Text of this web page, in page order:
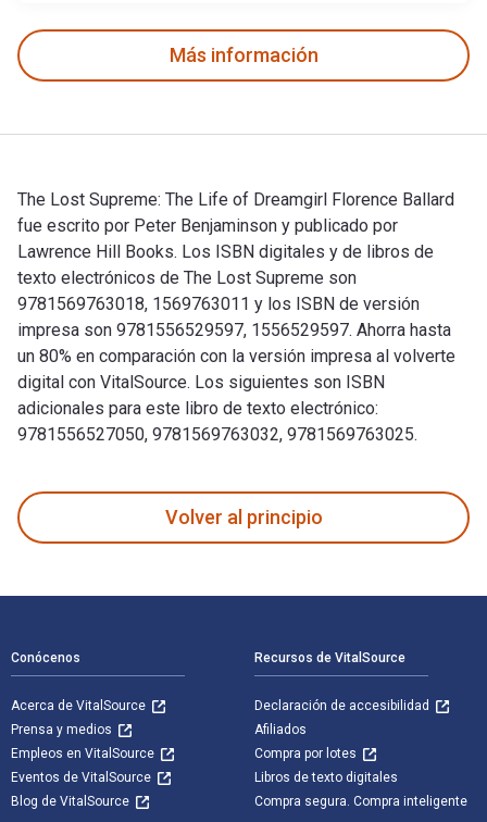
Más información
The Lost Supreme: The Life of Dreamgirl Florence Ballard
fue escrito por Peter Benjaminson y publicado por
Lawrence Hill Books. Los ISBN digitales y de libros de
texto electrónicos de The Lost Supreme son
9781569763018, 1569763011 y los ISBN de versión
impresa son 9781556529597, 1556529597. Ahorra hasta
un 80% en comparación con la versión impresa al volverte
digital con VitalSource. Los siguientes son ISBN
adicionales para este libro de texto electrónico:
9781556527050, 9781569763032, 9781569763025.
Volver al principio
Conócenos
Acerca de VitalSource
Prensa y medios
Empleos en VitalSource
Eventos de VitalSource
Blog de VitalSource
Recursos de VitalSource
Declaración de accesibilidad
Afiliados
Compra por lotes
Libros de texto digitales
Compra segura. Compra inteligente